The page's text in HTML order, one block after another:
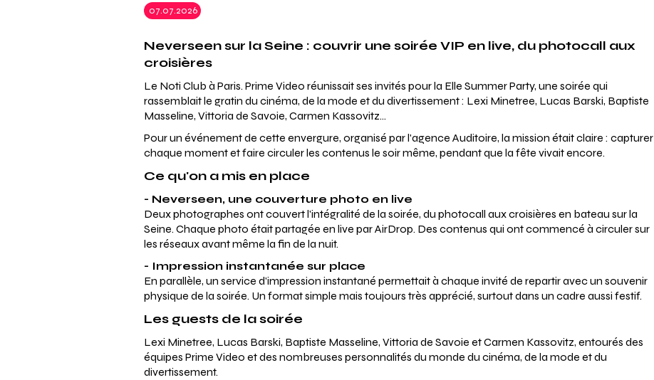
07.07.2026
Neverseen sur la Seine : couvrir une soirée VIP en live, du photocall aux
croisières
Le Noti Club à Paris. Prime Video réunissait ses invités pour la Elle Summer Party, une soirée qui
rassemblait le gratin du cinéma, de la mode et du divertissement : Lexi Minetree, Lucas Barski, Baptiste
Masseline, Vittoria de Savoie, Carmen Kassovitz...
Pour un événement de cette envergure, organisé par l'agence Auditoire, la mission était claire : capturer
chaque moment et faire circuler les contenus le soir même, pendant que la fête vivait encore.
Ce qu'on a mis en place
- Neverseen, une couverture photo en live
Deux photographes ont couvert l'intégralité de la soirée, du photocall aux croisières en bateau sur la
Seine. Chaque photo était partagée en live par AirDrop. Des contenus qui ont commencé à circuler sur
les réseaux avant même la fin de la nuit.
- Impression instantanée sur place
En parallèle, un service d'impression instantané permettait à chaque invité de repartir avec un souvenir
physique de la soirée. Un format simple mais toujours très apprécié, surtout dans un cadre aussi festif.
Les guests de la soirée
Lexi Minetree, Lucas Barski, Baptiste Masseline, Vittoria de Savoie et Carmen Kassovitz, entourés des
équipes Prime Video et des nombreuses personnalités du monde du cinéma, de la mode et du
divertissement.